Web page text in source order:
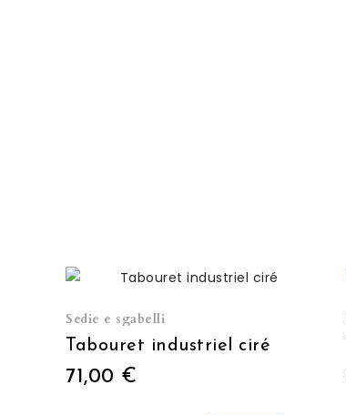
Sedie e sgabelli
Tabouret industriel ciré
71,00 €